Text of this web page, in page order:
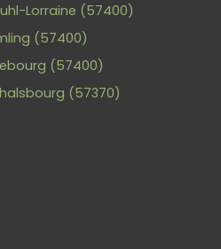
Lorraine (57400)
(57400)
(57400)
(57370)